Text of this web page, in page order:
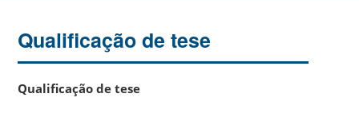
Qualificação de tese
Qualificação de tese